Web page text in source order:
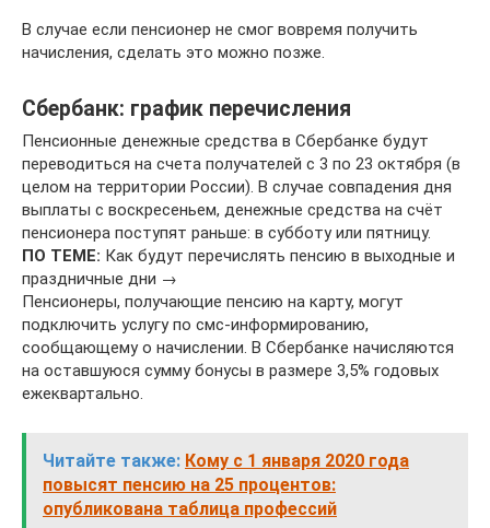
В случае если пенсионер не смог вовремя получить
начисления, сделать это можно позже.
Сбербанк: график перечисления
Пенсионные денежные средства в Сбербанке будут
переводиться на счета получателей с 3 по 23 октября (в
целом на территории России). В случае совпадения дня
выплаты с воскресеньем, денежные средства на счёт
пенсионера поступят раньше: в субботу или пятницу.
ПО ТЕМЕ: Как будут перечислять пенсию в выходные и
праздничные дни →
Пенсионеры, получающие пенсию на карту, могут
подключить услугу по смс-информированию,
сообщающему о начислении. В Сбербанке начисляются
на оставшуюся сумму бонусы в размере 3,5% годовых
ежеквартально.
Читайте также: Кому с 1 января 2020 года
повысят пенсию на 25 процентов:
опубликована таблица профессий